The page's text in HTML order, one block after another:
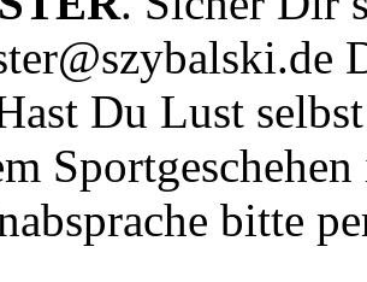
Du Lust
bitte